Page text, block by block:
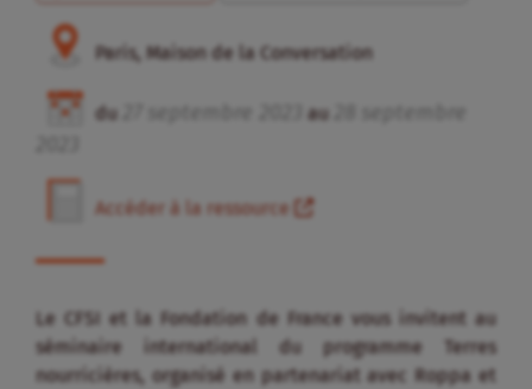
Paris, Maison de la Conversation
du au
Accéder à la ressource
Le CFSI et la Fondation de France vous invitent au
séminaire international du programme Terres
nourricières, organisé en partenariat avec Roppa et